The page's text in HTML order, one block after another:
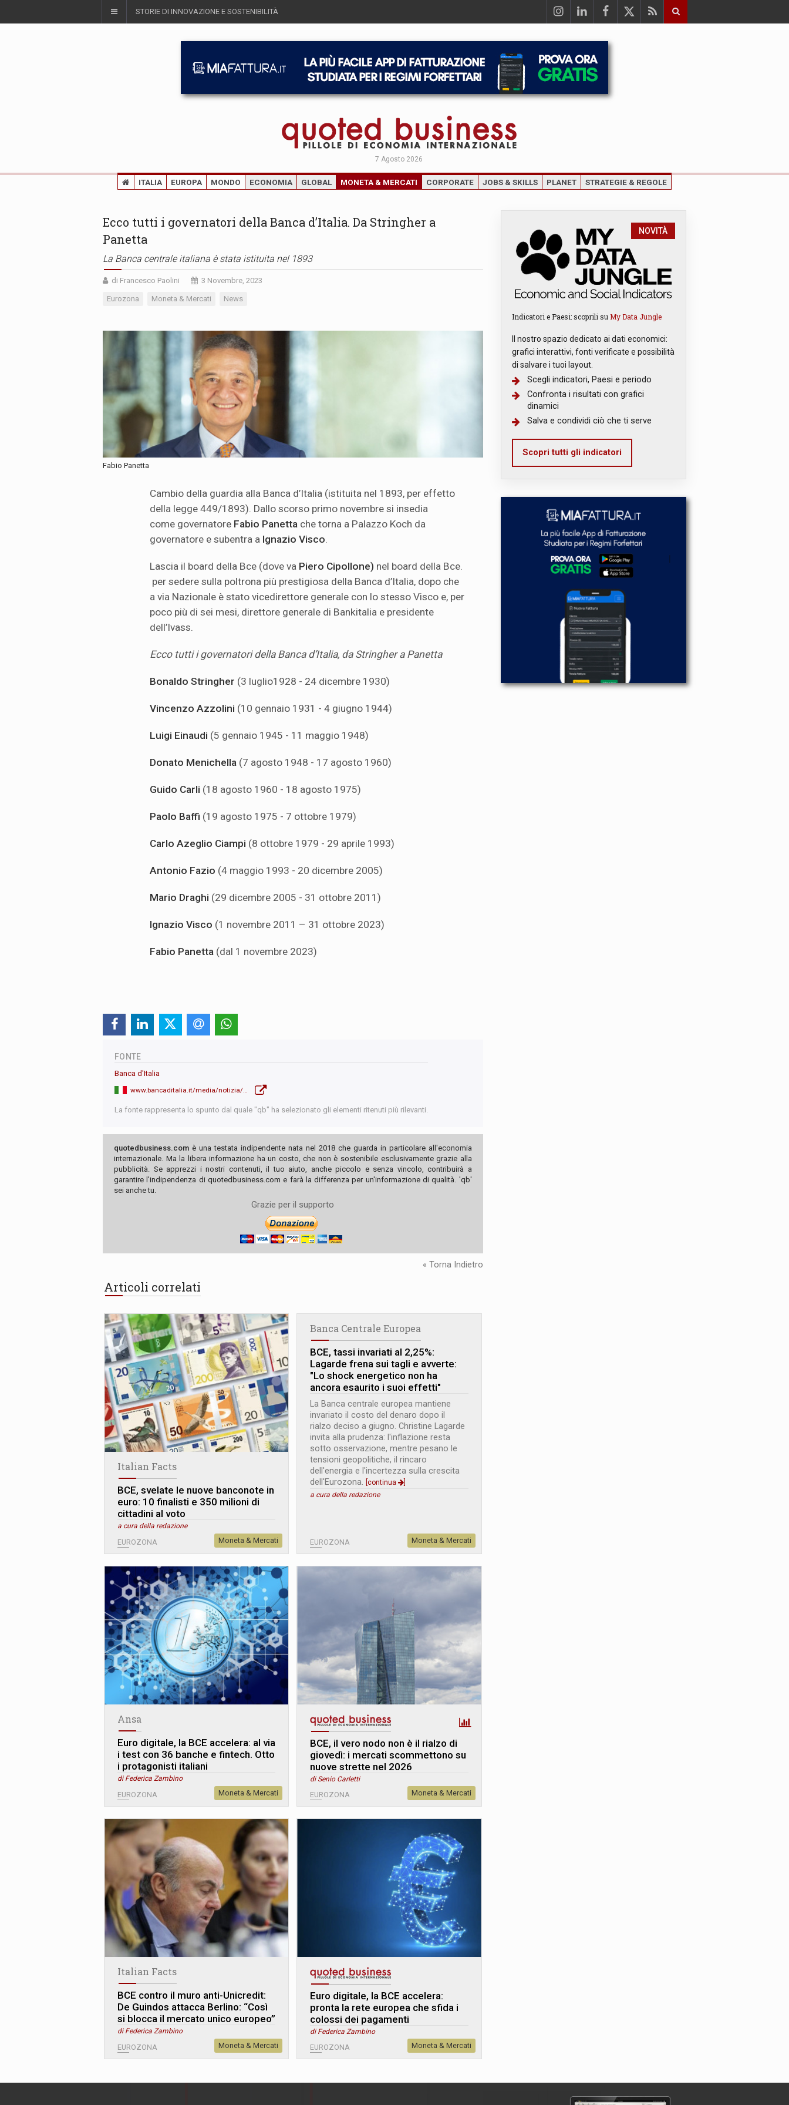
STORIE DI INNOVAZIONE E SOSTENIBILITÀ
7 Agosto 2026
ITALIA EUROPA MONDO ECONOMIA GLOBAL MONETA & MERCATI CORPORATE JOBS & SKILLS PLANET STRATEGIE & REGOLE
Ecco tutti i governatori della Banca d’Italia. Da Stringher a
Panetta
La Banca centrale italiana è stata istituita nel 1893
di Francesco Paolini 3 Novembre, 2023
Eurozona Moneta & Mercati News
Fabio Panetta
Cambio della guardia alla Banca d’Italia (istituita nel 1893, per effetto
della legge 449/1893). Dallo scorso primo novembre si insedia
come governatore Fabio Panetta che torna a Palazzo Koch da
governatore e subentra a Ignazio Visco.
Lascia il board della Bce (dove va Piero Cipollone) nel board della Bce.
per sedere sulla poltrona più prestigiosa della Banca d’Italia, dopo che
a via Nazionale è stato vicedirettore generale con lo stesso Visco e, per
poco più di sei mesi, direttore generale di Bankitalia e presidente
dell’Ivass.
Ecco tutti i governatori della Banca d’Italia, da Stringher a Panetta
Bonaldo Stringher (3 luglio1928 - 24 dicembre 1930)
Vincenzo Azzolini (10 gennaio 1931 - 4 giugno 1944)
Luigi Einaudi (5 gennaio 1945 - 11 maggio 1948)
Donato Menichella (7 agosto 1948 - 17 agosto 1960)
Guido Carli (18 agosto 1960 - 18 agosto 1975)
Paolo Baffi (19 agosto 1975 - 7 ottobre 1979)
Carlo Azeglio Ciampi (8 ottobre 1979 - 29 aprile 1993)
Antonio Fazio (4 maggio 1993 - 20 dicembre 2005)
Mario Draghi (29 dicembre 2005 - 31 ottobre 2011)
Ignazio Visco (1 novembre 2011 – 31 ottobre 2023)
Fabio Panetta (dal 1 novembre 2023)
FONTE
Banca d'Italia
www.bancaditalia.it/media/notizia/fabio-panetta-nuovo-governatore-della-banca-d-italia/
La fonte rappresenta lo spunto dal quale "qb" ha selezionato gli elementi ritenuti più rilevanti.
quotedbusiness.com è una testata indipendente nata nel 2018 che guarda in particolare all'economia
internazionale. Ma la libera informazione ha un costo, che non è sostenibile esclusivamente grazie alla
pubblicità. Se apprezzi i nostri contenuti, il tuo aiuto, anche piccolo e senza vincolo, contribuirà a
garantire l'indipendenza di quotedbusiness.com e farà la differenza per un'informazione di qualità. 'qb'
sei anche tu.
Grazie per il supporto
« Torna Indietro
Articoli correlati
Italian Facts
BCE, svelate le nuove banconote in
euro: 10 finalisti e 350 milioni di
cittadini al voto
a cura della redazione
EUROZONA Moneta & Mercati
Banca Centrale Europea
BCE, tassi invariati al 2,25%:
Lagarde frena sui tagli e avverte:
"Lo shock energetico non ha
ancora esaurito i suoi effetti"
La Banca centrale europea mantiene
invariato il costo del denaro dopo il
rialzo deciso a giugno. Christine Lagarde
invita alla prudenza: l'inflazione resta
sotto osservazione, mentre pesano le
tensioni geopolitiche, il rincaro
dell'energia e l'incertezza sulla crescita
dell'Eurozona. [continua
a cura della redazione
EUROZONA Moneta & Mercati
Ansa
Euro digitale, la BCE accelera: al via
i test con 36 banche e fintech. Otto
i protagonisti italiani
di Federica Zambino
EUROZONA Moneta & Mercati
BCE, il vero nodo non è il rialzo di
giovedì: i mercati scommettono su
nuove strette nel 2026
di Senio Carletti
EUROZONA Moneta & Mercati
Italian Facts
BCE contro il muro anti-Unicredit:
De Guindos attacca Berlino: “Così
si blocca il mercato unico europeo”
di Federica Zambino
EUROZONA Moneta & Mercati
Euro digitale, la BCE accelera:
pronta la rete europea che sfida i
colossi dei pagamenti
di Federica Zambino
EUROZONA Moneta & Mercati
NOVITÀ
Indicatori e Paesi: scoprili su My Data Jungle
Il nostro spazio dedicato ai dati economici:
grafici interattivi, fonti verificate e possibilità
di salvare i tuoi layout.
Scegli indicatori, Paesi e periodo
Confronta i risultati con grafici
dinamici
Salva e condividi ciò che ti serve
Scopri tutti gli indicatori